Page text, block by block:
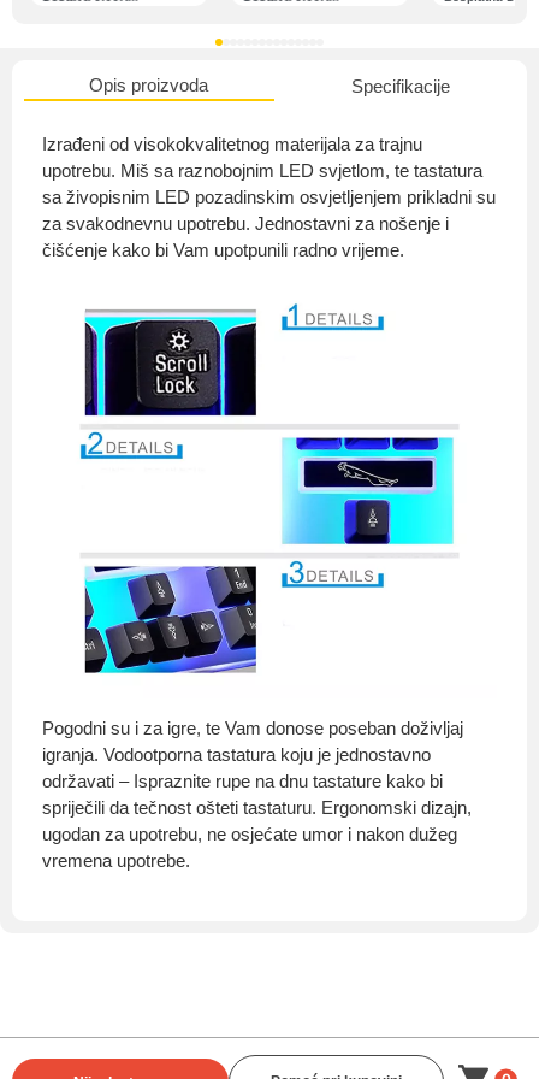
Opis proizvoda Specifikacije
Izrađeni od visokokvalitetnog materijala za trajnu
upotrebu. Miš sa raznobojnim LED svjetlom, te tastatura
sa živopisnim LED pozadinskim osvjetljenjem prikladni su
za svakodnevnu upotrebu. Jednostavni za nošenje i
čišćenje kako bi Vam upotpunili radno vrijeme.
Pogodni su i za igre, te Vam donose poseban doživljaj
igranja. Vodootporna tastatura koju je jednostavno
održavati – Ispraznite rupe na dnu tastature kako bi
spriječili da tečnost ošteti tastaturu. Ergonomski dizajn,
ugodan za upotrebu, ne osjećate umor i nakon dužeg
vremena upotrebe.
O nama
Privatnost kupca